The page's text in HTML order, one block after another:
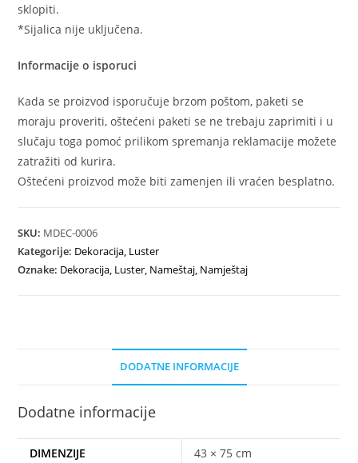
sklopiti.
*Sijalica nije uključena.
Informacije o isporuci
Kada se proizvod isporučuje brzom poštom, paketi se
moraju proveriti, oštećeni paketi se ne trebaju zaprimiti i u
slučaju toga pomoć prilikom spremanja reklamacije možete
zatražiti od kurira.
Oštećeni proizvod može biti zamenjen ili vraćen besplatno.
SKU: MDEC-0006
Kategorije: Dekoracija Luster
Oznake: Dekoracija Luster Nameštaj Namještaj
DODATNE INFORMACIJE
Dodatne informacije
DIMENZIJE 43 × 75 cm